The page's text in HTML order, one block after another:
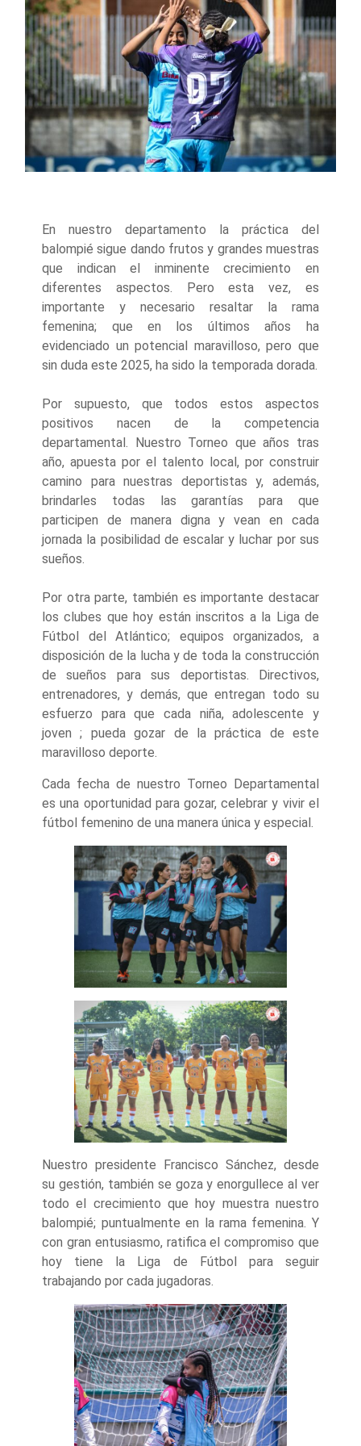
En nuestro departamento la práctica del
balompié sigue dando frutos y grandes muestras
que indican el inminente crecimiento en
diferentes aspectos. Pero esta vez, es
importante y necesario resaltar la rama
femenina; que en los últimos años ha
evidenciado un potencial maravilloso, pero que
sin duda este 2025, ha sido la temporada dorada.
Por supuesto, que todos estos aspectos
positivos nacen de la competencia
departamental. Nuestro Torneo que años tras
año, apuesta por el talento local, por construir
camino para nuestras deportistas y, además,
brindarles todas las garantías para que
participen de manera digna y vean en cada
jornada la posibilidad de escalar y luchar por sus
sueños.
Por otra parte, también es importante destacar
los clubes que hoy están inscritos a la Liga de
Fútbol del Atlántico; equipos organizados, a
disposición de la lucha y de toda la construcción
de sueños para sus deportistas. Directivos,
entrenadores, y demás, que entregan todo su
esfuerzo para que cada niña, adolescente y
joven ; pueda gozar de la práctica de este
maravilloso deporte.
Cada fecha de nuestro Torneo Departamental
es una oportunidad para gozar, celebrar y vivir el
fútbol femenino de una manera única y especial.
Nuestro presidente Francisco Sánchez, desde
su gestión, también se goza y enorgullece al ver
todo el crecimiento que hoy muestra nuestro
balompié; puntualmente en la rama femenina. Y
con gran entusiasmo, ratifica el compromiso que
hoy tiene la Liga de Fútbol para seguir
trabajando por cada jugadoras.